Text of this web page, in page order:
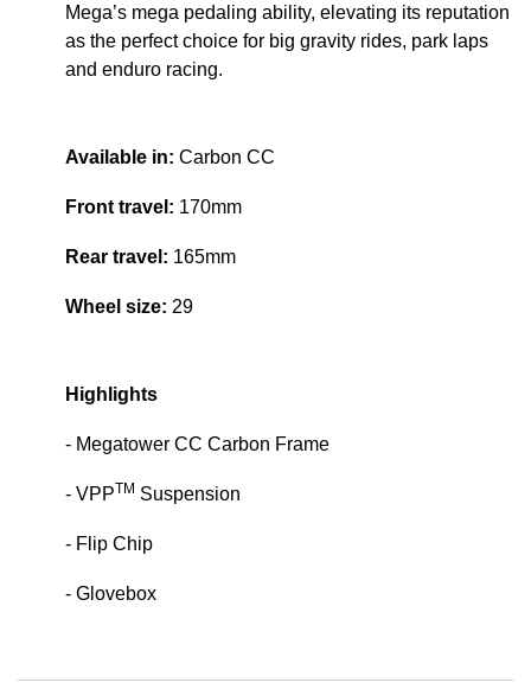
Mega’s mega pedaling ability, elevating its reputation
as the perfect choice for big gravity rides, park laps
and enduro racing.
Available in: Carbon CC
Front travel: 170mm
Rear travel: 165mm
Wheel size: 29
Highlights
- Megatower CC Carbon Frame
- VPPTM Suspension
- Flip Chip
- Glovebox